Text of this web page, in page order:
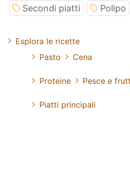
Secondi piatti Polipo
Esplora le ricette
Pasto
Cena
Proteine Pesce e
Piatti principali